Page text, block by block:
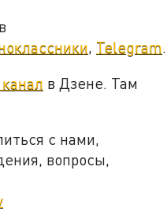
, Telegram.
в Дзене. Там
с нами,
вопросы,